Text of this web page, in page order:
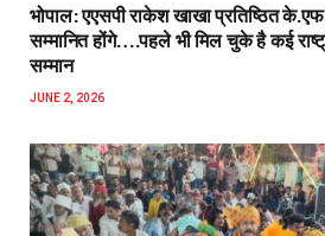
भोपाल: एएसपी राकेश‌ खाखा प्रतिष्ठित
सम्मानित होंगे….पहले भी मिल चुके है कई
सम्मान
JUNE 2, 2026